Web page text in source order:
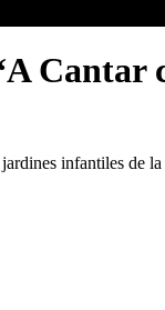
Cantar
infantiles de